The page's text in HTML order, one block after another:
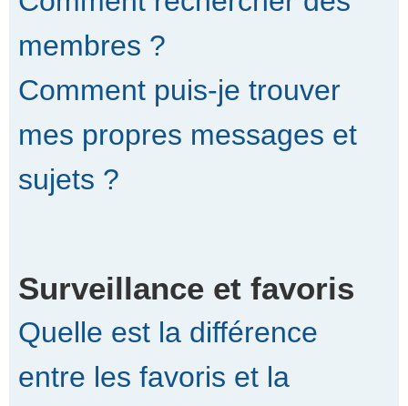
membres ?
Comment puis-je trouver
mes propres messages et
sujets ?
Surveillance et favoris
Quelle est la différence
entre les favoris et la